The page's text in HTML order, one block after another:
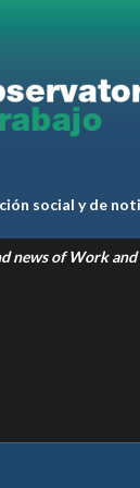
1 Twitter
social y de
news of Work